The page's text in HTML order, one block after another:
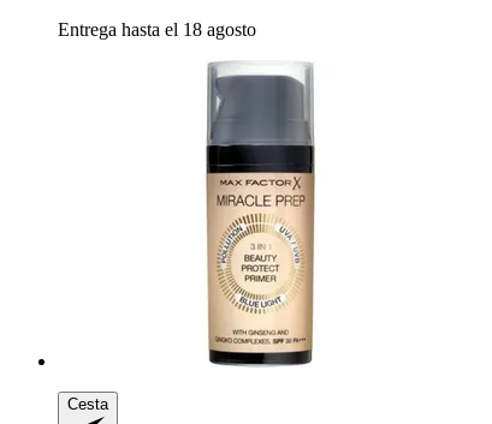
Entrega hasta el 18 agosto
Cesta